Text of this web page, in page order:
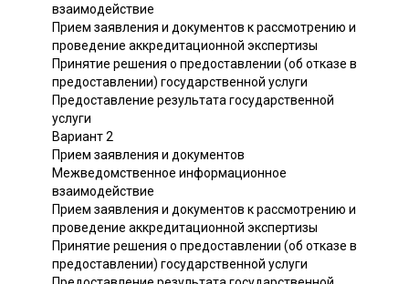
взаимодействие
Прием заявления и документов к рассмотрению и
проведение аккредитационной экспертизы
Принятие решения о предоставлении (об отказе в
предоставлении) государственной услуги
Предоставление результата государственной
услуги
Вариант 2
Прием заявления и документов
Межведомственное информационное
взаимодействие
Прием заявления и документов к рассмотрению и
проведение аккредитационной экспертизы
Принятие решения о предоставлении (об отказе в
предоставлении) государственной услуги